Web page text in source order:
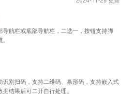
导航栏或底部导航栏，二选一，按钮支持脚
识别扫码，支持二维码、条形码，支持嵌入式
结果后可二开自行处理。